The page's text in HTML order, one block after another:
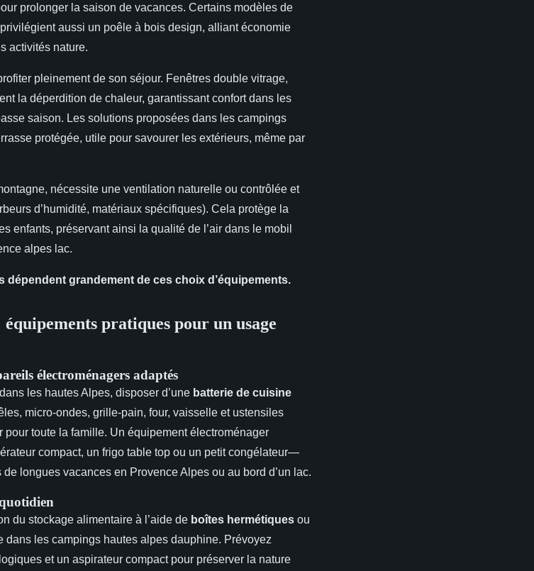
prolonger la saison de vacances. Certains modèles de
aussi un poêle à bois design, alliant économie
activités nature.
pleinement de son séjour. Fenêtres double vitrage,
la déperdition de chaleur, garantissant confort dans les
saison. Les solutions proposées dans les campings
protégée, utile pour savourer les extérieurs, même par
nécessite une ventilation naturelle ou contrôlée et
d’humidité, matériaux spécifiques). Cela protège la
enfants, préservant ainsi la qualité de l’air dans le mobil
alpes lac.
dépendent grandement de ces choix d’équipements.
pratiques pour un usage
électroménagers adaptés
les hautes Alpes, disposer d’une batterie de cuisine
micro-ondes, grille-pain, four, vaisselle et ustensiles
toute la famille. Un équipement électroménager
compact, un frigo table top ou un petit congélateur—
longues vacances en Provence Alpes ou au bord d’un lac.
du stockage alimentaire à l’aide de boîtes hermétiques ou
les campings hautes alpes dauphine. Prévoyez
et un aspirateur compact pour préserver la nature